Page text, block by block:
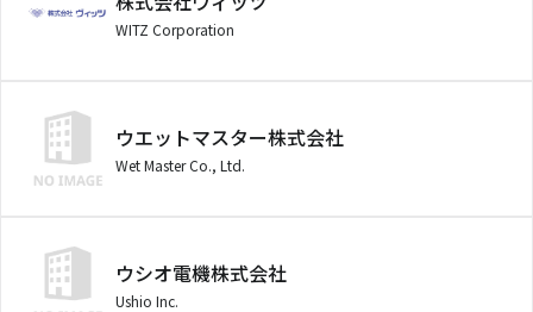
WITZ Corporation
ウエットマスター株式会社
Wet Master Co., Ltd.
ウシオ電機株式会社
Ushio Inc.